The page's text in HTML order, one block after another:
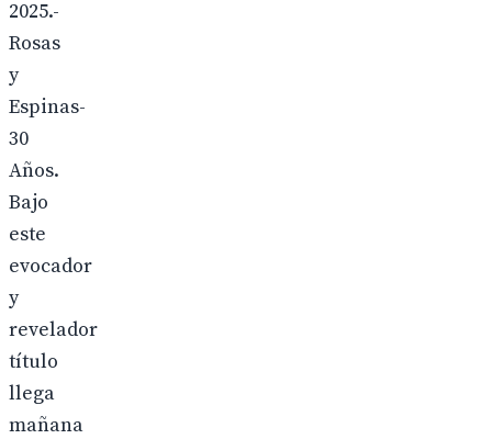
2025.-
Rosas
y
Espinas-
30
Años.
Bajo
este
evocador
y
revelador
título
llega
mañana